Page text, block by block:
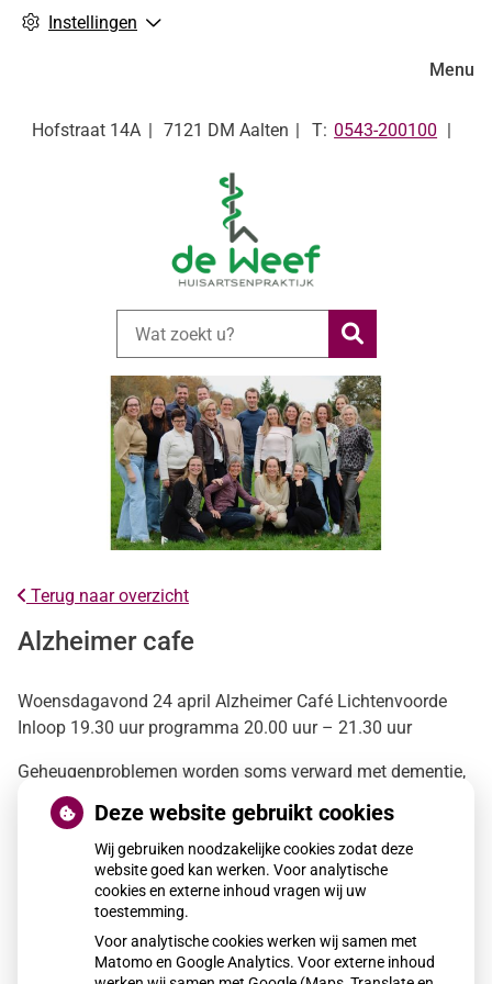
Instellingen
Hofstraat 14A 7121 DM Aalten Tel:
0543-200100
Zoeken
Menu
Terug naar overzicht
Alzheimer cafe
Woensdagavond 24 april Alzheimer Café Lichtenvoorde
Inloop 19.30 uur programma 20.00 uur – 21.30 uur
Geheugenproblemen worden soms verward met dementie,
terwijl dat niet nodig is. Mensen die depressief zijn hebben
bijvoorbeeld ook last van vergeetachtigheid of moeite met
de concentratie. Daarnaast komt “normale
ouderdomsvergeetachtigheid” voor. Ook als iemand ouder
wordt, kost het meer moeite om nieuwe informatie op te
slaan en eerder opgeslagen informatie op te halen. Veel
ouderen gaan zich daarom zorgen maken over hun
Deze website gebruikt cookies
Wij gebruiken noodzakelijke cookies zodat deze
website goed kan werken. Voor analytische
cookies en externe inhoud vragen wij uw
toestemming.
Voor analytische cookies werken wij samen met
Matomo en Google Analytics. Voor externe inhoud